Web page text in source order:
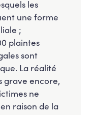
les
une forme
;
plaintes
sont
La réalité
grave encore,
ne
raison de la